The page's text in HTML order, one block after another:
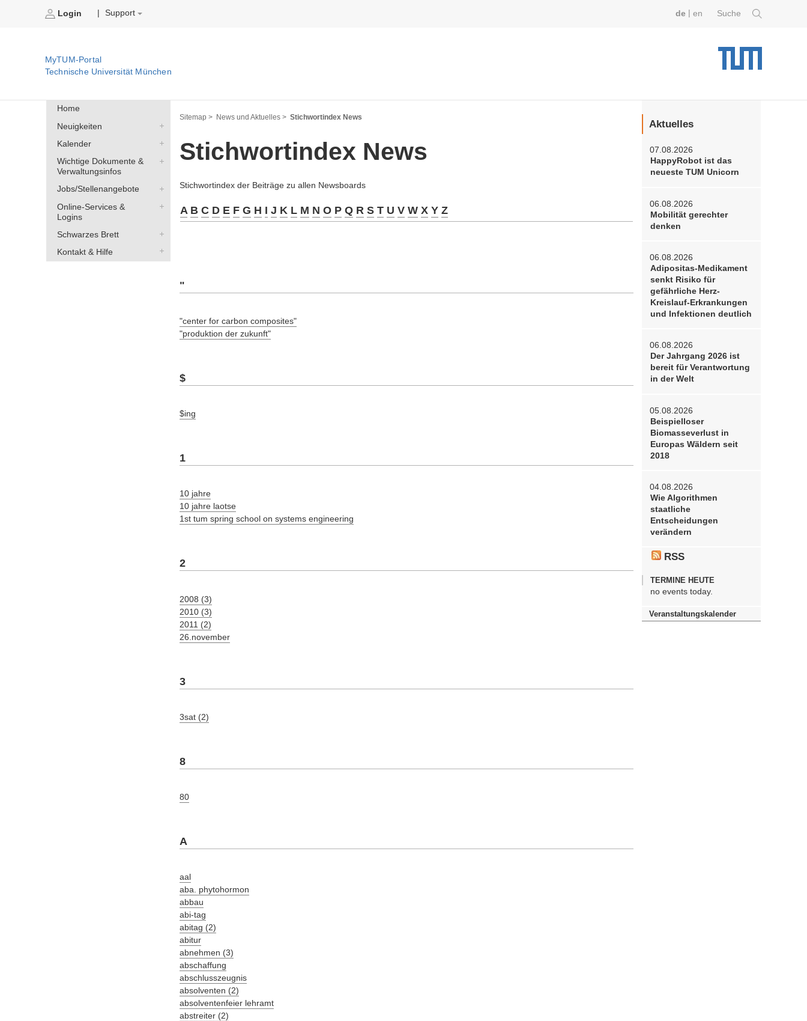
Login Support Suche
de en
MyTUM-Portal
Technische Universität München
Home
Neuigkeiten
Kalender
Wichtige Dokumente &
Verwaltungsinfos
Jobs/Stellenangebote
Online-Services &
Logins
Schwarzes Brett
Kontakt & Hilfe
Sitemap > News und Aktuelles > Stichwortindex News
Stichwortindex News
Stichwortindex der Beiträge zu allen Newsboards
A B C D E F G H I J K L M N O P Q R S T U V W X Y Z
"
"center for carbon composites"
"produktion der zukunft"
$
$ing
1
10 jahre
10 jahre laotse
1st tum spring school on systems engineering
2
2008 (3)
2010 (3)
2011 (2)
26.november
3
3sat (2)
8
80
A
aal
aba. phytohormon
abbau
abi-tag
abitag (2)
abitur
abnehmen (3)
abschaffung
abschlusszeugnis
absolventen (2)
absolventenfeier lehramt
abstreiter (2)
Aktuelles
07.08.2026
HappyRobot ist das
neueste TUM Unicorn
06.08.2026
Mobilität gerechter
denken
06.08.2026
Adipositas-Medikament
senkt Risiko für
gefährliche Herz-
Kreislauf-Erkrankungen
und Infektionen deutlich
06.08.2026
Der Jahrgang 2026 ist
bereit für Verantwortung
in der Welt
05.08.2026
Beispielloser
Biomasseverlust in
Europas Wäldern seit
2018
04.08.2026
Wie Algorithmen
staatliche
Entscheidungen
verändern
RSS
TERMINE HEUTE
no events today.
Veranstaltungskalender